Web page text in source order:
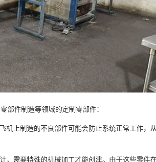
部件制造等领域的定制零部件：
上制造的不良部件可能会防止系统正常工作，
需要特殊的机械加工才能创建。由于这些零件